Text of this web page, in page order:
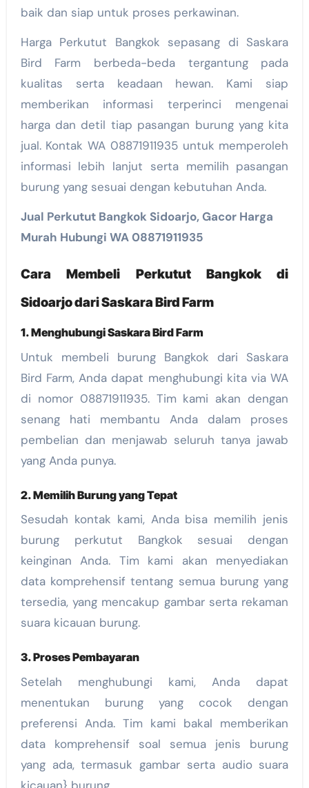
baik dan siap untuk proses perkawinan.
Harga Perkutut Bangkok sepasang di Saskara
Bird Farm berbeda-beda tergantung pada
kualitas serta keadaan hewan. Kami siap
memberikan informasi terperinci mengenai
harga dan detil tiap pasangan burung yang kita
jual. Kontak WA 08871911935 untuk memperoleh
informasi lebih lanjut serta memilih pasangan
burung yang sesuai dengan kebutuhan Anda.
Jual Perkutut Bangkok Sidoarjo, Gacor Harga
Murah Hubungi WA 08871911935
Cara Membeli Perkutut Bangkok di
Sidoarjo dari Saskara Bird Farm
1. Menghubungi Saskara Bird Farm
Untuk membeli burung Bangkok dari Saskara
Bird Farm, Anda dapat menghubungi kita via WA
di nomor 08871911935. Tim kami akan dengan
senang hati membantu Anda dalam proses
pembelian dan menjawab seluruh tanya jawab
yang Anda punya.
2. Memilih Burung yang Tepat
Sesudah kontak kami, Anda bisa memilih jenis
burung perkutut Bangkok sesuai dengan
keinginan Anda. Tim kami akan menyediakan
data komprehensif tentang semua burung yang
tersedia, yang mencakup gambar serta rekaman
suara kicauan burung.
3. Proses Pembayaran
Setelah menghubungi kami, Anda dapat
menentukan burung yang cocok dengan
preferensi Anda. Tim kami bakal memberikan
data komprehensif soal semua jenis burung
yang ada, termasuk gambar serta audio suara